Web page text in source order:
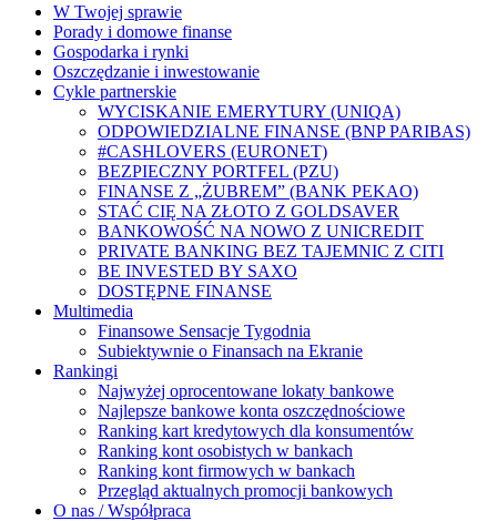
W Twojej sprawie
Porady i domowe finanse
Gospodarka i rynki
Oszczędzanie i inwestowanie
Cykle partnerskie
WYCISKANIE EMERYTURY (UNIQA)
ODPOWIEDZIALNE FINANSE (BNP PARIBAS)
#CASHLOVERS (EURONET)
BEZPIECZNY PORTFEL (PZU)
FINANSE Z „ŻUBREM” (BANK PEKAO)
STAĆ CIĘ NA ZŁOTO Z GOLDSAVER
BANKOWOŚĆ NA NOWO Z UNICREDIT
PRIVATE BANKING BEZ TAJEMNIC Z CITI
BE INVESTED BY SAXO
DOSTĘPNE FINANSE
Multimedia
Finansowe Sensacje Tygodnia
Subiektywnie o Finansach na Ekranie
Rankingi
Najwyżej oprocentowane lokaty bankowe
Najlepsze bankowe konta oszczędnościowe
Ranking kart kredytowych dla konsumentów
Ranking kont osobistych w bankach
Ranking kont firmowych w bankach
Przegląd aktualnych promocji bankowych
O nas / Współpraca